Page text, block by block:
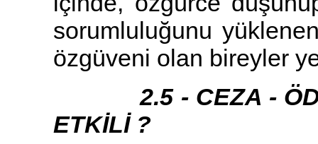
sorumluluğunu
özgüveni olan bireyler
2.5 - CEZA -
ETKİLİ ?